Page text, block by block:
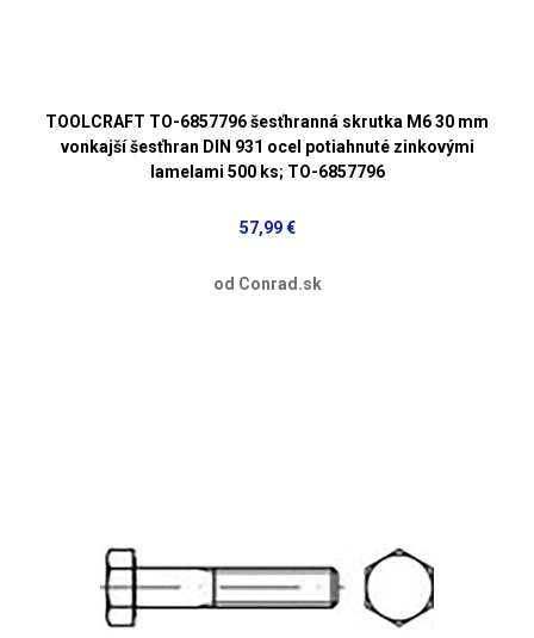
TOOLCRAFT TO-6857796 šesťhranná skrutka M6 30 mm
vonkajší šesťhran DIN 931 ocel potiahnuté zinkovými
lamelami 500 ks; TO-6857796
57,99 €
od Conrad.sk